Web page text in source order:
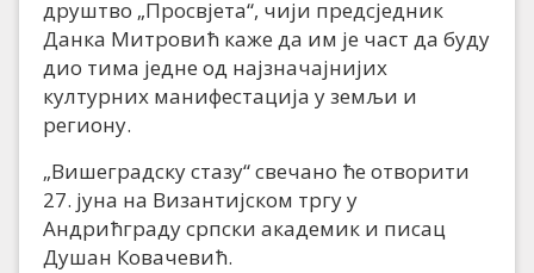
друштво „Просвјета“, чији предсједник
Данка Митровић каже да им је част да буду
дио тима једне од најзначајнијих
културних манифестација у земљи и
региону.
„Вишеградску стазу“ свечано ће отворити
27. јуна на Византијском тргу у
Андрићграду српски академик и писац
Душан Ковачевић.